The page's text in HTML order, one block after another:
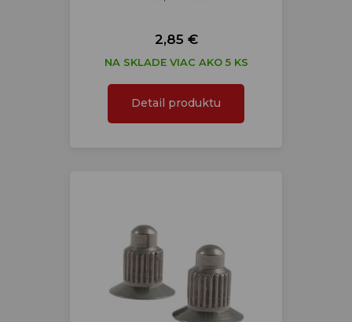
2,85 €
NA SKLADE VIAC AKO 5 KS
Detail produktu